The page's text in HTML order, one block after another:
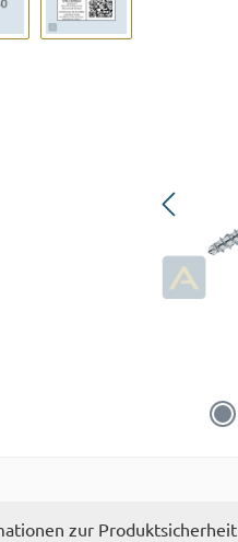
zur Produktsicherheit